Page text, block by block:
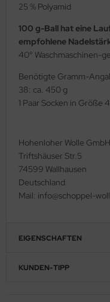
25 % Polyamid
100 g-Ball hat eine
empfohlene
40° Waschmaschinen-
Benötigte Gramm-
38: ca. 450 g
1 Paar Socken in Größe
Hohenloher Wolle GmbH
Triftshäuser Str.5
74599 Wallhausen
Deutschland
Mail: info@schoppel-
EIGENSCHAFTEN
KUNDEN-TIPP